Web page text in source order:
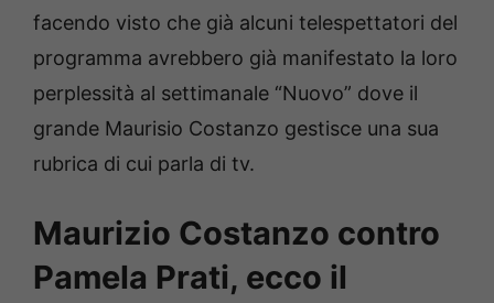
facendo visto che già alcuni telespettatori del
programma avrebbero già manifestato la loro
perplessità al settimanale “Nuovo” dove il
grande Maurisio Costanzo gestisce una sua
rubrica di cui parla di tv.
Maurizio Costanzo contro
Pamela Prati, ecco il